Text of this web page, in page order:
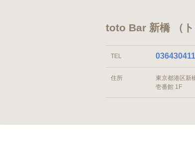
toto Bar 新橋 （
TEL
住所
東京都港区新
壱番館 1F